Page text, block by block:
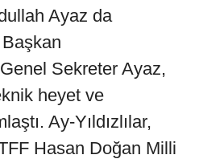
Ayaz da
Sekreter Ayaz,
heyet ve
Ay-Yıldızlılar,
Hasan Doğan Milli